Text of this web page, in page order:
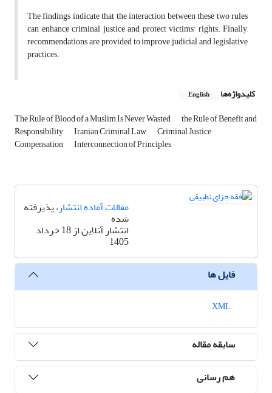
The findings indicate that the interaction between these two rules
can enhance criminal justice and protect victims' rights. Finally,
recommendations are provided to improve judicial and legislative
practices.
کلیدواژه‌ها English
The Rule of Blood of a Muslim Is Never Wasted the Rule of Benefit and
Responsibility Iranian Criminal Law Criminal Justice
Compensation Interconnection of Principles
مقالات آماده انتشار، پذیرفته
شده
انتشار آنلاین از 18 خرداد
1405
فایل ها
سابقه مقاله
هم رسانی